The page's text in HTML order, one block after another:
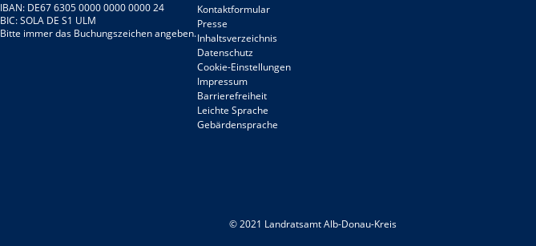
IBAN: DE67 6305 0000 0000 0000 24
BIC: SOLA DE S1 ULM
Bitte immer das Buchungszeichen angeben.
Kontaktformular
Presse
Inhaltsverzeichnis
Datenschutz
Cookie-Einstellungen
Impressum
Barrierefreiheit
Leichte Sprache
Gebärdensprache
© 2021 Landratsamt Alb-Donau-Kreis